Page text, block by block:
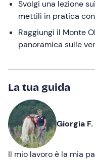
Svolgi una lezione
mettili in pratica
Raggiungi il Monte
panoramica sulle
La tua guida
Giorgia F.
Il mio lavoro è la mia